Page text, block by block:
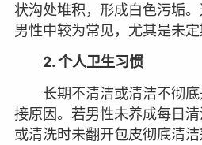
状沟处堆积，形成白色污垢
男性中较为常见，尤其是未定
2. 个人卫生习惯
长期不清洁或清洁不彻底
接原因。若男性未养成每日清
或清洗时未翻开包皮彻底清